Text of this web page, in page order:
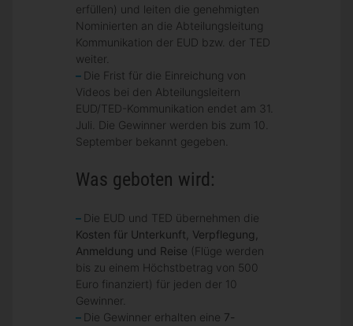
erfüllen) und leiten die genehmigten
Nominierten an die Abteilungsleitung
Kommunikation der EUD bzw. der TED
weiter.
Die Frist für die Einreichung von
Videos bei den Abteilungsleitern
EUD/TED-Kommunikation endet am 31.
Juli. Die Gewinner werden bis zum 10.
September bekannt gegeben.
Was geboten wird:
Die EUD und TED übernehmen die
Kosten für Unterkunft, Verpflegung,
Anmeldung und Reise (Flüge werden
bis zu einem Höchstbetrag von 500
Euro finanziert) für jeden der 10
Gewinner.
Die Gewinner erhalten eine 7-